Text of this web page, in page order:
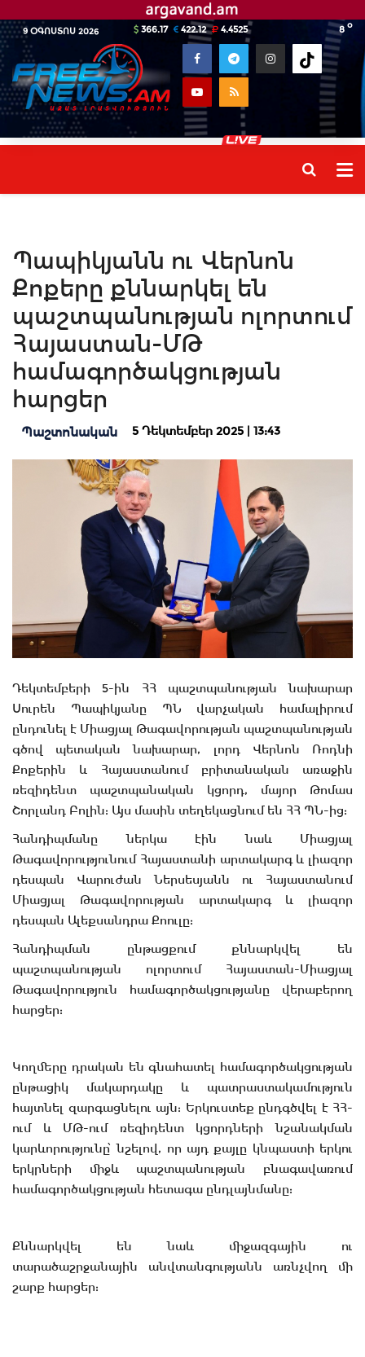
9 ՕԳՈՍՏՈՍ 2026 8 o
366.17 422.12 4.4525
Պապիկյանն ու Վերնոն
Քոքերը քննարկել են
պաշտպանության ոլորտում
Հայաստան-ՄԹ
համագործակցության
հարցեր
Պաշտոնական 5 Դեկտեմբեր 2025 | 13:43
Դեկտեմբերի 5-ին ՀՀ պաշտպանության նախարար
Սուրեն Պապիկյանը ՊՆ վարչական համալիրում
ընդունել է Միացյալ Թագավորության պաշտպանության
գծով պետական նախարար, լորդ Վերնոն Ռոդնի
Քոքերին և Հայաստանում բրիտանական առաջին
ռեզիդենտ պաշտպանական կցորդ, մայոր Թոմաս
Շորլանդ Բոլին: Այս մասին տեղեկացնում են ՀՀ ՊՆ-ից:
Հանդիպմանը ներկա էին նաև Միացյալ
Թագավորությունում Հայաստանի արտակարգ և լիազոր
դեսպան Վարուժան Ներսեսյանն ու Հայաստանում
Միացյալ Թագավորության արտակարգ և լիազոր
դեսպան Ալեքսանդրա Քոուլը:
Հանդիպման ընթացքում քննարկվել են
պաշտպանության ոլորտում Հայաստան-Միացյալ
Թագավորություն համագործակցությանը վերաբերող
հարցեր:
Կողմերը դրական են գնահատել համագործակցության
ընթացիկ մակարդակը և պատրաստակամություն
հայտնել զարգացնելու այն: Երկուստեք ընդգծվել է ՀՀ-
ում և ՄԹ-ում ռեզիդենտ կցորդների նշանակման
կարևորությունը՝ նշելով, որ այդ քայլը կնպաստի երկու
երկրների միջև պաշտպանության բնագավառում
համագործակցության հետագա ընդլայնմանը:
Քննարկվել են նաև միջազգային ու
տարածաշրջանային անվտանգությանն առնչվող մի
շարք հարցեր: